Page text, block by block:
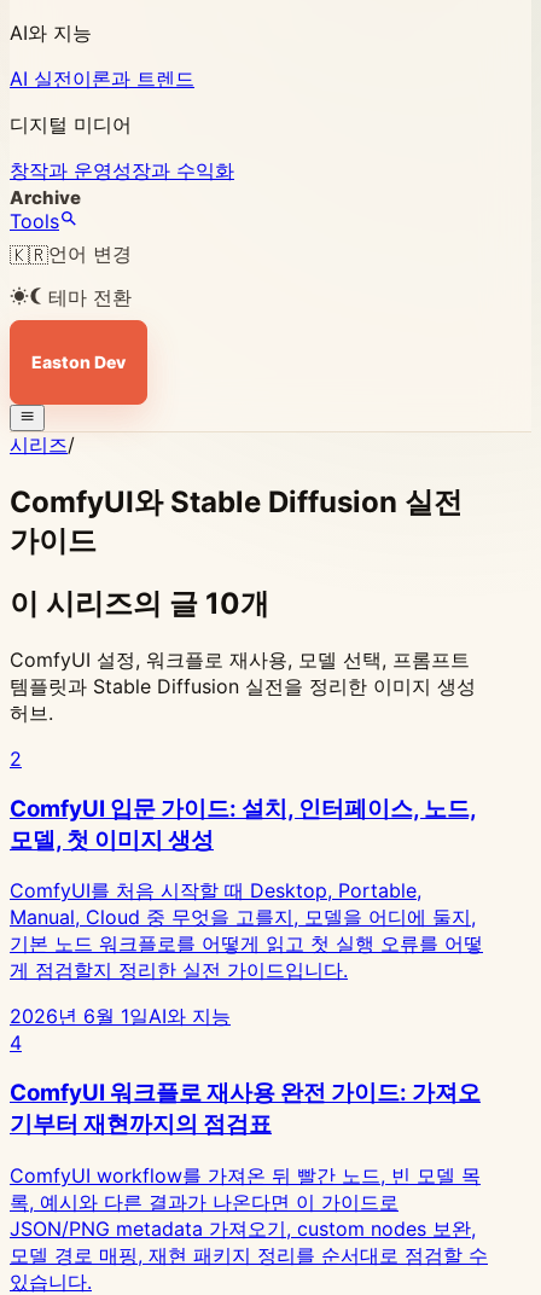
AI와 지능
AI 실전이론과 트렌드
디지털 미디어
창작과 운영성장과 수익화
Archive
Tools
🇰🇷언어 변경
테마 전환
Easton Dev
시리즈/
ComfyUI와 Stable Diffusion 실전
가이드
이 시리즈의 글 10개
ComfyUI 설정, 워크플로 재사용, 모델 선택, 프롬프트
템플릿과 Stable Diffusion 실전을 정리한 이미지 생성
허브.
2
ComfyUI 입문 가이드: 설치, 인터페이스, 노드,
모델, 첫 이미지 생성
ComfyUI를 처음 시작할 때 Desktop, Portable,
Manual, Cloud 중 무엇을 고를지, 모델을 어디에 둘지,
기본 노드 워크플로를 어떻게 읽고 첫 실행 오류를 어떻
게 점검할지 정리한 실전 가이드입니다.
2026년 6월 1일AI와 지능
4
ComfyUI 워크플로 재사용 완전 가이드: 가져오
기부터 재현까지의 점검표
ComfyUI workflow를 가져온 뒤 빨간 노드, 빈 모델 목
록, 예시와 다른 결과가 나온다면 이 가이드로
JSON/PNG metadata 가져오기, custom nodes 보완,
모델 경로 매핑, 재현 패키지 정리를 순서대로 점검할 수
있습니다.